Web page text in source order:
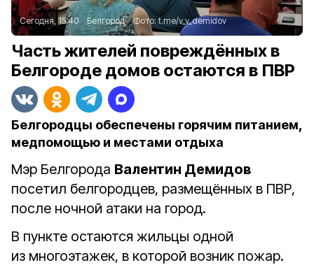
Сегодня, 15:40 Белгород Фото: t.me/v_v_demidov
Часть жителей повреждённых в
Белгороде домов остаются в ПВР
Белгородцы обеспечены горячим питанием,
медпомощью и местами отдыха
Мэр Белгорода Валентин Демидов
посетил белгородцев, размещённых в ПВР,
после ночной атаки на город.
В пункте остаются жильцы одной
из многоэтажек, в которой возник пожар.